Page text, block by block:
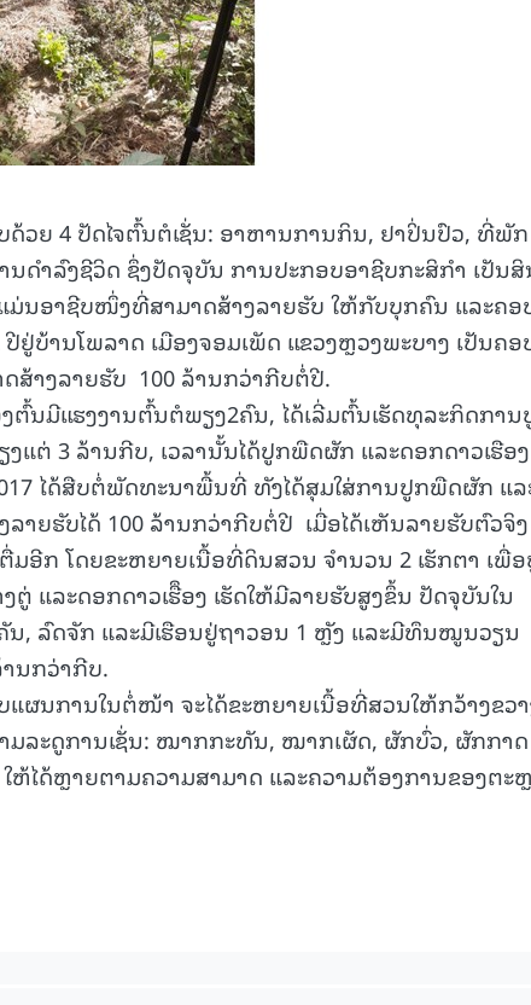
ດ້ວຍ 4 ປັດໄຈຕົ້ນຕໍເຊັ່ນ: ອາຫານການກິນ, ຢາປິ່ນປົວ, ທີ່ພັກ
ນດຳລົງຊີວິດ ຊຶ່ງປັດຈຸບັນ ການປະກອບອາຊີບກະສິກຳ ເປັນ
ນອາຊີບໜຶ່ງທີ່ສາມາດສ້າງລາຍຮັບ ໃຫ້ກັບບຸກຄົນ ແລະຄອ
ຢູ່ບ້ານໂພລາດ ເມືອງຈອມເພັດ ແຂວງຫຼວງພະບາງ ເປັນຄອ
ສ້າງລາຍຮັບ 100 ລ້ານກວ່າກີບຕໍ່ປີ.
ຕົ້ນມີແຮງງານຕົ້ນຕໍພຽງ2ຄົນ, ໄດ້ເລີ່ມຕົ້ນເຮັດທຸລະກິດການ
ແຕ່ 3 ລ້ານກີບ, ເວລານັ້ນໄດ້ປູກພືດຜັກ ແລະດອກດາວເຮືອງ
ໄດ້ສືບຕໍ່ພັດທະນາພື້ນທີ່ ທັງໄດ້ສຸມໃສ່ການປູກພືດຜັກ ແລ
າຍຮັບໄດ້ 100 ລ້ານກວ່າກີບຕໍ່ປີ ເມື່ອໄດ້ເຫັນລາຍຮັບຕົວຈິ
ມອີກ ໂດຍຂະຫຍາຍເນື້ອທີ່ດິນສວນ ຈຳນວນ 2 ເຮັກຕາ ເພື່
ແລະດອກດາວເຮືຶອງ ເຮັດໃຫ້ມີລາຍຮັບສູງຂຶ້ນ ປັດຈຸບັນໃນ
ນ, ລົດຈັກ ແລະມີເຮືອນຢູ່ຖາວອນ 1 ຫຼັງ ແລະມີທຶນໝູນວຽນ
ນກວ່າກີບ.
ແຜນການໃນຕໍ່ໜ້າ ຈະໄດ້ຂະຫຍາຍເນື້ອທີ່ສວນໃຫ້ກວ້າງຂວ
ລະດູການເຊັ່ນ: ໝາກກະທັນ, ໝາກເຜັດ, ຜັກບົ່ວ, ຜັກກາດ
ຫ້ໄດ້ຫຼາຍຕາມຄວາມສາມາດ ແລະຄວາມຕ້ອງການຂອງຕະ
15.040(07-08-